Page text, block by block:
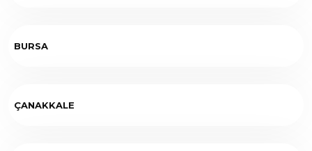
BURSA
ÇANAKKALE